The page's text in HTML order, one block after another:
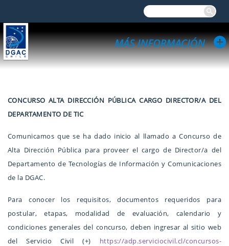
CONCURSO ALTA DIRECCIÓN PÚBLICA CARGO DIRECTOR/A DEL
DEPARTAMENTO DE TIC
Comunicamos que se ha dado inicio al llamado a Concurso de
Alta Dirección Pública para proveer el cargo de Director/a del
Departamento de Tecnologías de Información y Comunicaciones
de la DGAC.
Para conocer los requisitos, documentos requeridos para
postular, etapas, modalidad de evaluación, calendario y
condiciones generales del concurso, deben ingresar al sitio web
del Servicio Civil (+) https://adp.serviciocivil.cl/concursos-